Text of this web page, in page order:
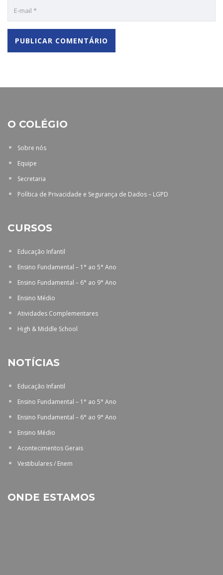
O COLÉGIO
Sobre nós
Equipe
Secretaria
Política de Privacidade e Segurança de Dados – LGPD
CURSOS
Educação Infantil
Ensino Fundamental – 1° ao 5° Ano
Ensino Fundamental – 6° ao 9° Ano
Ensino Médio
Atividades Complementares
High & Middle School
NOTÍCIAS
Educação Infantil
Ensino Fundamental – 1° ao 5° Ano
Ensino Fundamental – 6° ao 9° Ano
Ensino Médio
Acontecimentos Gerais
Vestibulares / Enem
ONDE ESTAMOS